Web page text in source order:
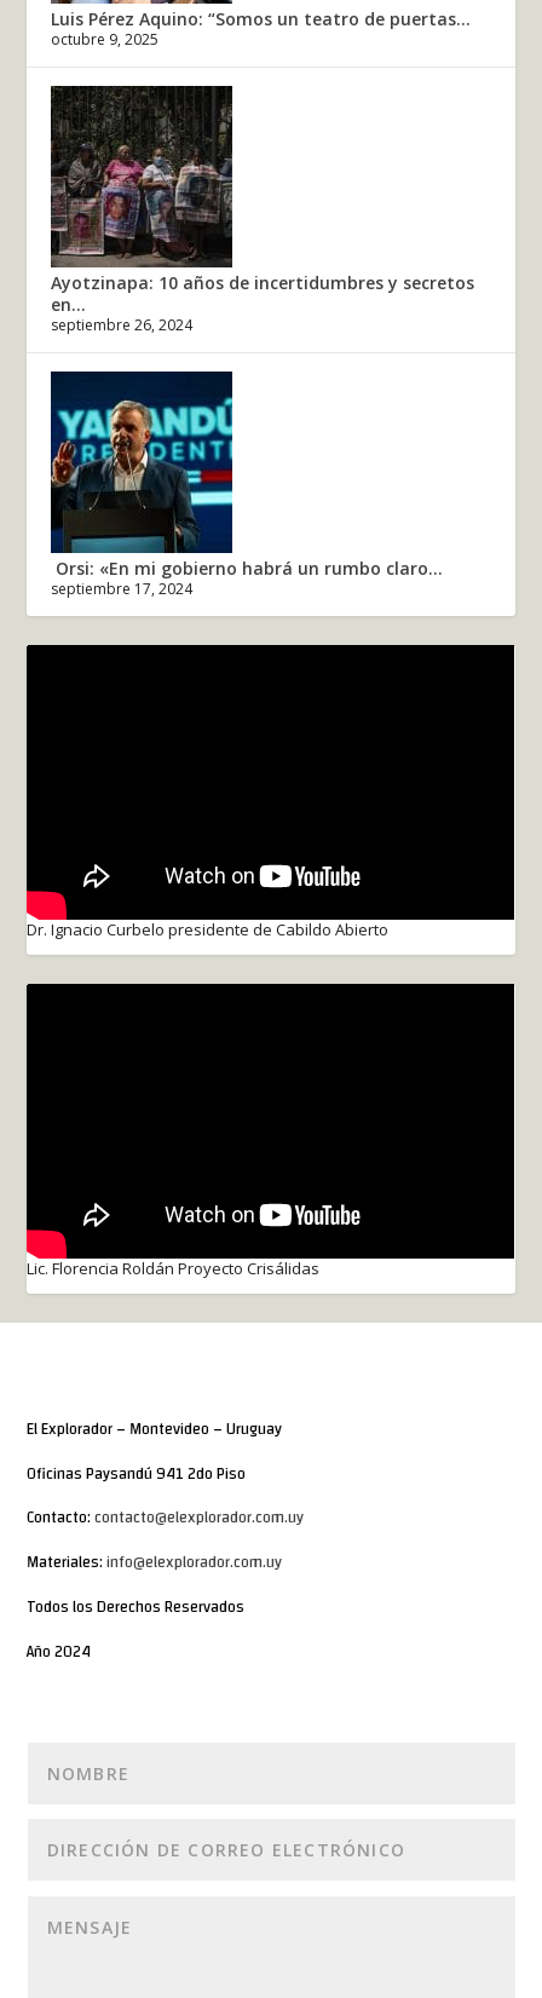
Luis Pérez Aquino: “Somos un teatro de puertas...
octubre 9, 2025
Ayotzinapa: 10 años de incertidumbres y secretos
en...
septiembre 26, 2024
Orsi: «En mi gobierno habrá un rumbo claro...
septiembre 17, 2024
Dr. Ignacio Curbelo presidente de Cabildo Abierto
Lic. Florencia Roldán Proyecto Crisálidas
El Explorador – Montevideo – Uruguay
Oficinas Paysandú 941 2do Piso
Contacto:contacto@elexplorador.com.uy
Materiales:info@elexplorador.com.uy
Todos los Derechos Reservados
Año 2024